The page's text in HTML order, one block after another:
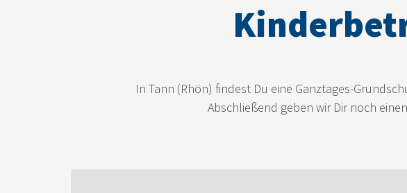
In Tann (Rhön) findest Du eine Ganztages-
Abschließend geben wir Dir noch